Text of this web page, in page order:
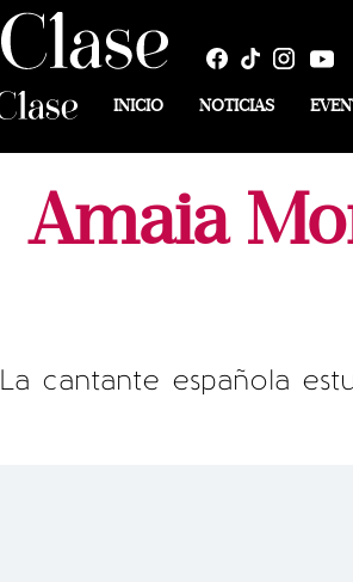
INICIO NOTICIAS
Amaia
La cantante española